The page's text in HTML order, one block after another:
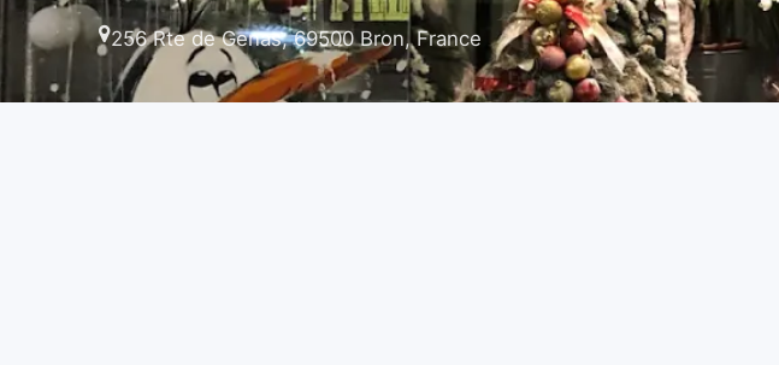
256 Rte de Genas, 69500 Bron, France